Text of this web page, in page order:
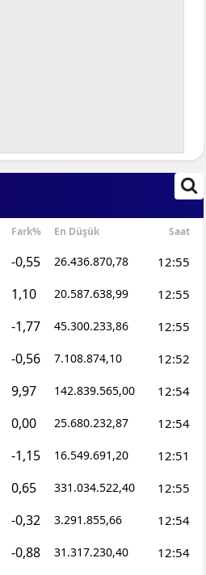
Fark% En Düşük Saat
-0,55 26.436.870,78 12:55
1,10 20.587.638,99 12:55
-1,77 45.300.233,86 12:55
-0,56 7.108.874,10 12:52
9,97 142.839.565,00 12:54
0,00 25.680.232,87 12:54
-1,15 16.549.691,20 12:51
0,65 331.034.522,40 12:55
-0,32 3.291.855,66 12:54
-0,88 31.317.230,40 12:54